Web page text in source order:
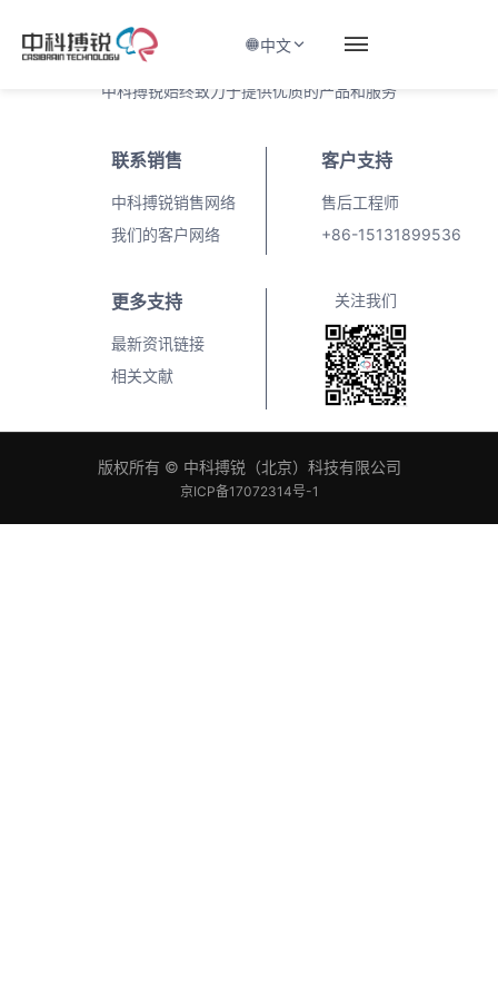
中文
让脑健康长青
中科搏锐始终致力于提供优质的产品和服务
联系销售
中科搏锐销售网络
我们的客户网络
客户支持
售后工程师
+86-15131899536
更多支持
最新资讯链接
相关文献
关注我们
版权所有 © 中科搏锐（北京）科技有限公司
京ICP备17072314号-1